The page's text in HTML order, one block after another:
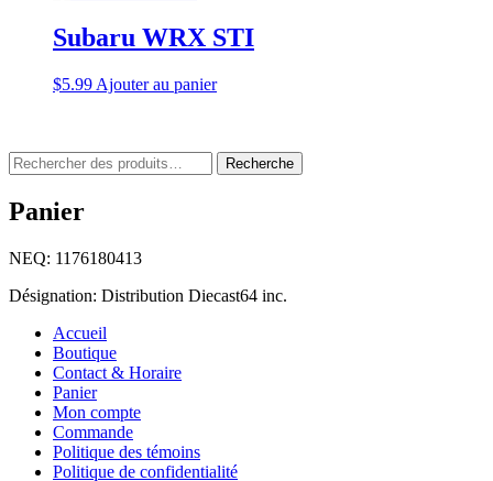
Subaru WRX STI
$5.99 Ajouter au panier
Rechercher
:
Recherche
Panier
NEQ: 1176180413
Désignation: Distribution Diecast64 inc.
Accueil
Boutique
Contact & Horaire
Panier
Mon compte
Commande
Politique des témoins
Politique de confidentialité